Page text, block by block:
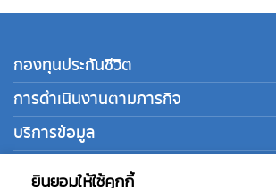
ยินยอมให้ใช้คุกกี้
กองทุนประกันชีวิต
การดำเนินงานตามภารกิจ
บริการข้อมูล